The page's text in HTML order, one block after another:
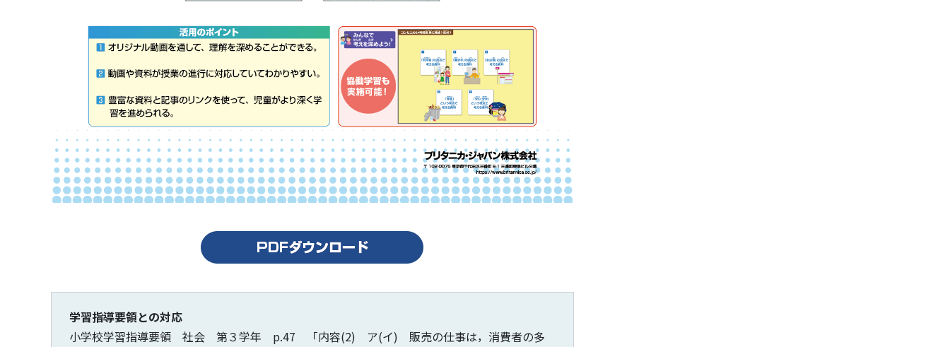
学習指導要領との対応
小学校学習指導要領 社会 第３学年 p.47 「内容(2) ア(イ) 販売の仕事は，消費者の多